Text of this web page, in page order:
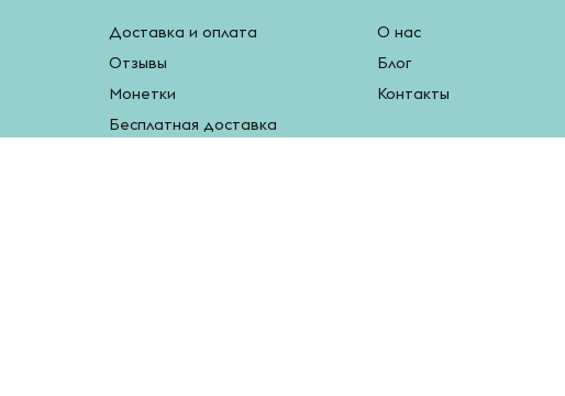
Доставка и оплата
Отзывы
Монетки
Бесплатная доставка
О нас
Блог
Контакты